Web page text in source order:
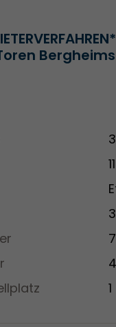
11
3
7
4
1